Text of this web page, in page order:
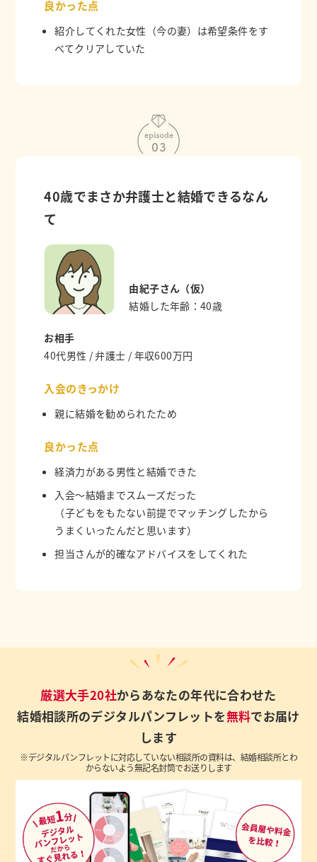
良かった点
紹介してくれた女性（今の妻）は希望条件をす
べてクリアしていた
40歳でまさか弁護士と結婚できるなん
て
由紀子さん（仮）
結婚した年齢：40歳
お相手
40代男性 / 弁護士 / 年収600万円
入会のきっかけ
親に結婚を勧められたため
良かった点
経済力がある男性と結婚できた
入会〜結婚までスムーズだった
（子どもをもたない前提でマッチングしたから
うまくいったんだと思います）
担当さんが的確なアドバイスをしてくれた
厳選大手20社からあなたの年代に合わせた
結婚相談所のデジタルパンフレットを無料でお届け
します
※デジタルパンフレットに対応していない相談所の資料は、結婚相談所とわ
からないよう無記名封筒でお送りします